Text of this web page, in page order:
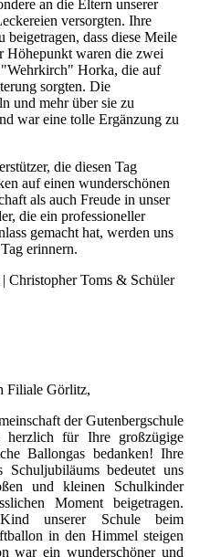
an die Eltern unserer
versorgten. Ihre
beigetragen, dass diese Meile
waren die zwei
Horka, die auf
sorgten. Die
und mehr über sie zu
war eine tolle Ergänzung zu
die diesen Tag
auf einen wunderschönen
als auch Freude in unser
die ein professioneller
gemacht hat, werden uns
erinnern.
Christopher Toms & Schüler
Filiale Görlitz,
der Gutenbergschule
für Ihre großzügige
Ballongas bedanken! Ihre
Schuljubiläums bedeutet uns
und kleinen Schulkinder
Moment beigetragen.
unserer Schule beim
in den Himmel steigen
war ein wunderschöner und